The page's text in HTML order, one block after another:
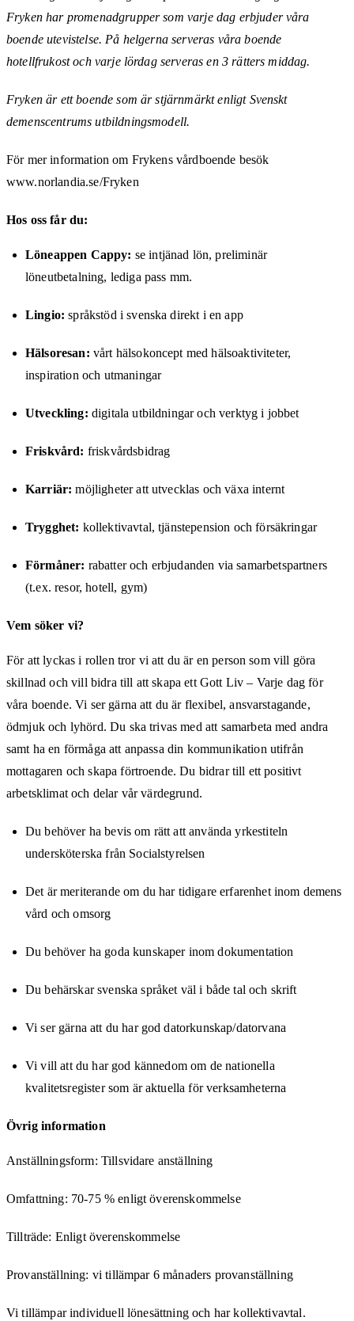
Fryken har promenadgrupper som varje dag erbjuder våra
boende utevistelse. På helgerna serveras våra boende
hotellfrukost och varje lördag serveras en 3 rätters middag.
Fryken är ett boende som är stjärnmärkt enligt Svenskt
demenscentrums utbildningsmodell.
För mer information om Frykens vårdboende besök
www.norlandia.se/Fryken
Hos oss får du:
Löneappen Cappy: se intjänad lön, preliminär
löneutbetalning, lediga pass mm.
Lingio: språkstöd i svenska direkt i en app
Hälsoresan: vårt hälsokoncept med hälsoaktiviteter,
inspiration och utmaningar
Utveckling: digitala utbildningar och verktyg i jobbet
Friskvård: friskvårdsbidrag
Karriär: möjligheter att utvecklas och växa internt
Trygghet: kollektivavtal, tjänstepension och försäkringar
Förmåner: rabatter och erbjudanden via samarbetspartners
(t.ex. resor, hotell, gym)
Vem söker vi?
För att lyckas i rollen tror vi att du är en person som vill göra
skillnad och vill bidra till att skapa ett Gott Liv – Varje dag för
våra boende. Vi ser gärna att du är flexibel, ansvarstagande,
ödmjuk och lyhörd. Du ska trivas med att samarbeta med andra
samt ha en förmåga att anpassa din kommunikation utifrån
mottagaren och skapa förtroende. Du bidrar till ett positivt
arbetsklimat och delar vår värdegrund.
Du behöver ha bevis om rätt att använda yrkestiteln
undersköterska från Socialstyrelsen
Det är meriterande om du har tidigare erfarenhet inom demens
vård och omsorg
Du behöver ha goda kunskaper inom dokumentation
Du behärskar svenska språket väl i både tal och skrift
Vi ser gärna att du har god datorkunskap/datorvana
Vi vill att du har god kännedom om de nationella
kvalitetsregister som är aktuella för verksamheterna
Övrig information
Anställningsform: Tillsvidare anställning
Omfattning: 70-75 % enligt överenskommelse
Tillträde: Enligt överenskommelse
Provanställning: vi tillämpar 6 månaders provanställning
Vi tillämpar individuell lönesättning och har kollektivavtal.